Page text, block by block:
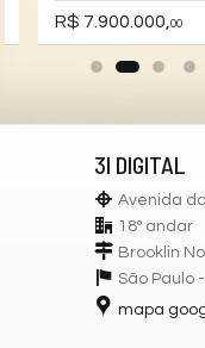
R$ 7.900.000, 00
3I DIGITAL
Avenida
18º andar
Brooklin
São Paulo -
mapa